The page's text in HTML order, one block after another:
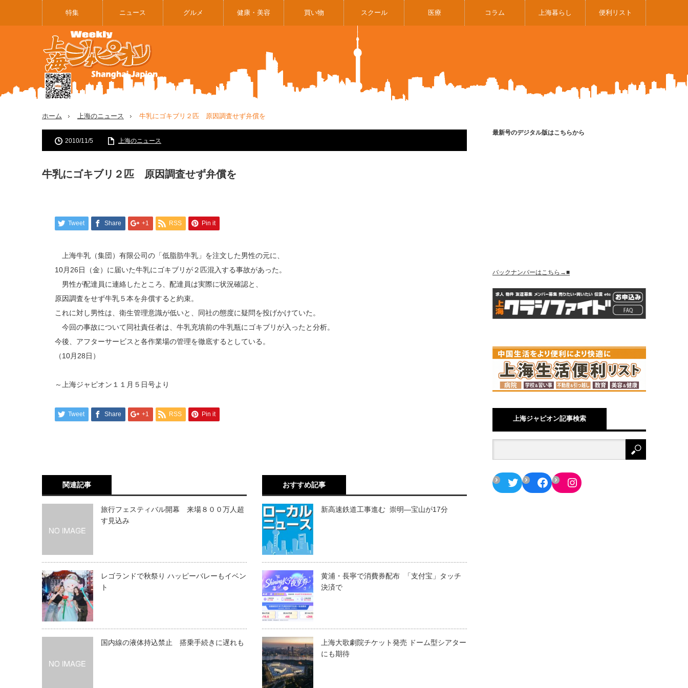
特集 ニュース グルメ 健康・美容 買い物 スクール 医療 コラム 上海暮らし 便利リスト
ホーム 上海のニュース 牛乳にゴキブリ２匹 原因調査せず弁償を
2010/11/5 上海のニュース
牛乳にゴキブリ２匹 原因調査せず弁償を
Tweet Share +1 RSS Pin it
上海牛乳（集団）有限公司の「低脂肪牛乳」を注文した男性の元に、
10月26日（金）に届いた牛乳にゴキブリが２匹混入する事故があった。
男性が配達員に連絡したところ、配達員は実際に状況確認と、
原因調査をせず牛乳５本を弁償すると約束。
これに対し男性は、衛生管理意識が低いと、同社の態度に疑問を投げかけていた。
今回の事故について同社責任者は、牛乳充填前の牛乳瓶にゴキブリが入ったと分析。
今後、アフターサービスと各作業場の管理を徹底するとしている。
（10月28日）
～上海ジャピオン１１月５日号より
Tweet Share +1 RSS Pin it
関連記事
旅行フェスティバル開幕 来場８００万人超
す見込み
レゴランドで秋祭り ハッピーバレーもイベン
ト
国内線の液体持込禁止 搭乗手続きに遅れも
おすすめ記事
新高速鉄道工事進む 崇明―宝山が17分
黄浦・長寧で消費券配布 「支付宝」タッチ
決済で
上海大歌劇院チケット発売 ドーム型シアター
にも期待
最新号のデジタル版はこちらから
バックナンバーはこちら→■
上海ジャピオン記事検索
TwitterFacebookInstagram